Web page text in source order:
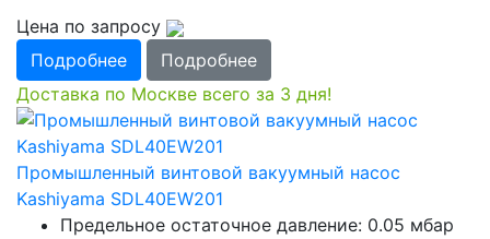
Цена по запросу
Подробнее
Подробнее
Доставка по Москве всего за 3 дня!
Промышленный винтовой вакуумный насос
Kashiyama SDL40EW201
Предельное остаточное давление: 0.05 мбар